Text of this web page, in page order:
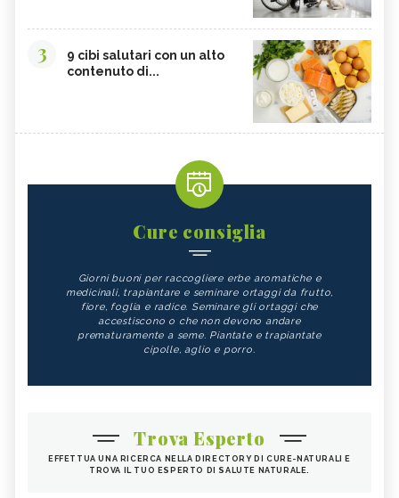
3
9 cibi salutari con un alto
contenuto di...
Cure consiglia
Giorni buoni per raccogliere erbe aromatiche e
medicinali, trapiantare e seminare ortaggi da frutto,
fiore, foglia e radice. Seminare gli ortaggi che
accestiscono o che non devono andare
prematuramente a seme. Piantate e trapiantate
cipolle, aglio e porro.
Trova Esperto
EFFETTUA UNA RICERCA NELLA DIRECTORY DI CURE-NATURALI E
TROVA IL TUO ESPERTO DI SALUTE NATURALE.